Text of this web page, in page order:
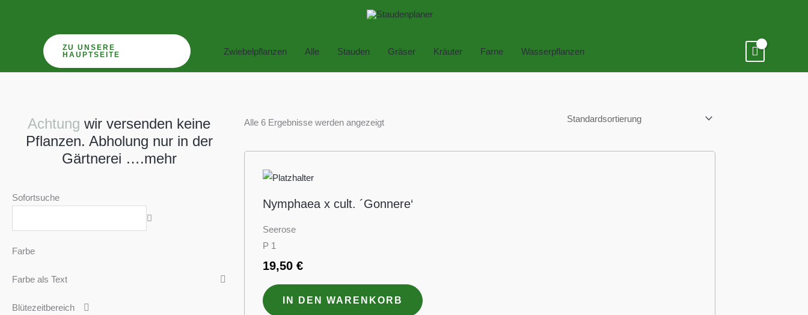
ZU UNSERE
HAUPTSEITE
Zwiebelpflanzen Alle Stauden Gräser Kräuter Farne Wasserpflanzen
Achtung wir versenden keine
Pflanzen. Abholung nur in der
Gärtnerei ….mehr
Sofortsuche
Farbe
Farbe als Text
Blütezeitbereich
Alle 6 Ergebnisse werden angezeigt
Nymphaea x cult. ´Gonnere‘
Seerose
P 1
19,50 €
IN DEN WARENKORB